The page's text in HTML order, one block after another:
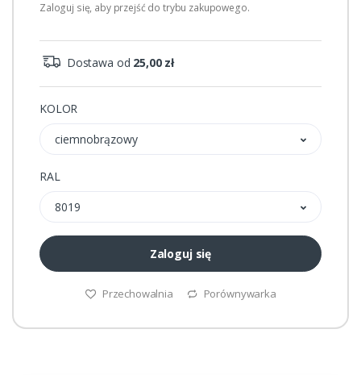
Zaloguj się, aby przejść do trybu zakupowego.
Dostawa od 25,00 zł
KOLOR
ciemnobrązowy
RAL
8019
Zaloguj się
Przechowalnia Porównywarka